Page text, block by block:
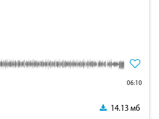
06:10
14.13 мб